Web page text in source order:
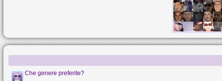
Che genere preferite?